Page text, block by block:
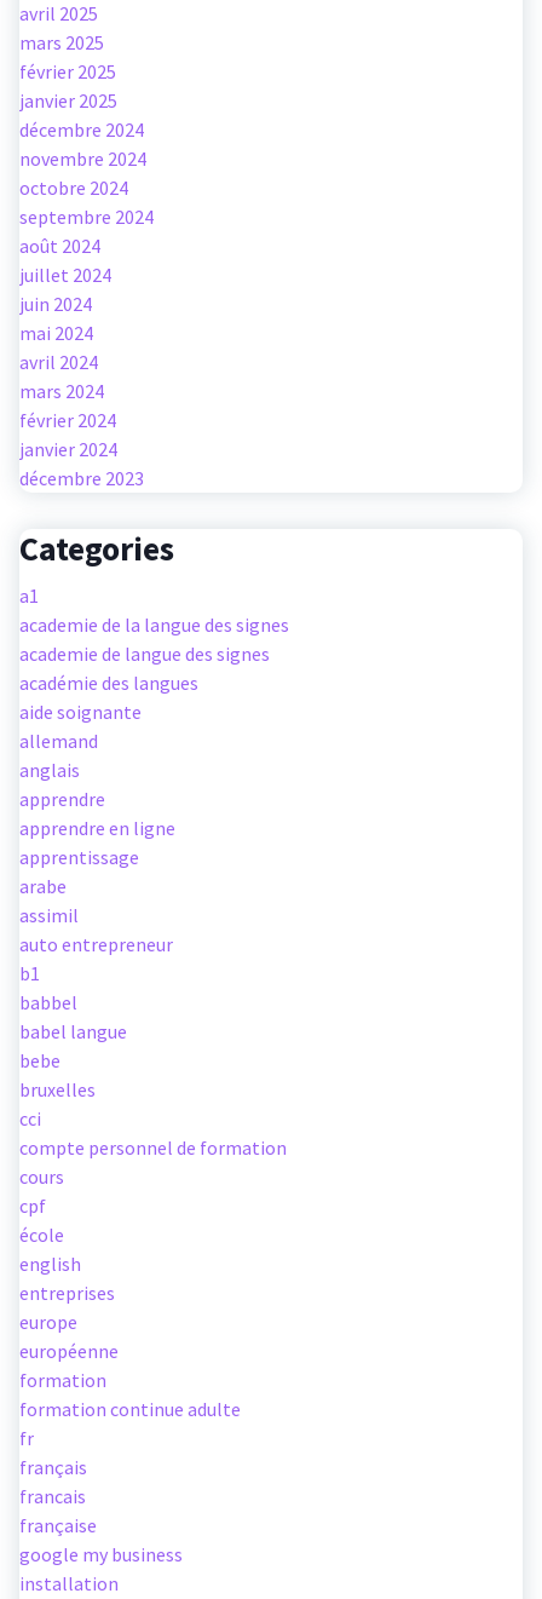
avril 2025
mars 2025
février 2025
janvier 2025
décembre 2024
novembre 2024
octobre 2024
septembre 2024
août 2024
juillet 2024
juin 2024
mai 2024
avril 2024
mars 2024
février 2024
janvier 2024
décembre 2023
Categories
a1
academie de la langue des signes
academie de langue des signes
académie des langues
aide soignante
allemand
anglais
apprendre
apprendre en ligne
apprentissage
arabe
assimil
auto entrepreneur
b1
babbel
babel langue
bebe
bruxelles
cci
compte personnel de formation
cours
cpf
école
english
entreprises
europe
européenne
formation
formation continue adulte
fr
français
francais
française
google my business
installation